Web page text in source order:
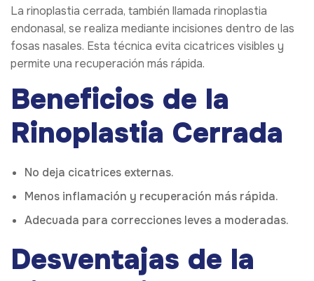
La rinoplastia cerrada, también llamada rinoplastia
endonasal, se realiza mediante incisiones dentro de las
fosas nasales. Esta técnica evita cicatrices visibles y
permite una recuperación más rápida.
Beneficios de la
Rinoplastia Cerrada
No deja cicatrices externas.
Menos inflamación y recuperación más rápida.
Adecuada para correcciones leves a moderadas.
Desventajas de la